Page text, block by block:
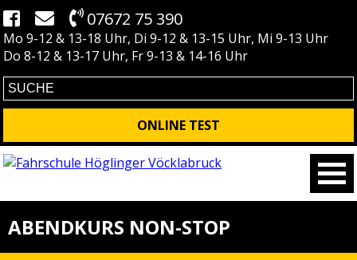
07672 75 390
Mo 9-12 & 13-18 Uhr, Di 9-12 & 13-15 Uhr, Mi 9-13 Uhr
Do 8-12 & 13-17 Uhr, Fr 9-13 & 14-16 Uhr
ONLINE TEST
ABENDKURS NON-STOP